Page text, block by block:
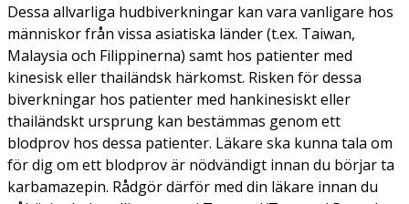
Dessa allvarliga hudbiverkningar kan vara vanligare hos
människor från vissa asiatiska länder (t.ex. Taiwan,
Malaysia och Filippinerna) samt hos patienter med
kinesisk eller thailändsk härkomst. Risken för dessa
biverkningar hos patienter med hankinesiskt eller
thailändskt ursprung kan bestämmas genom ett
blodprov hos dessa patienter. Läkare ska kunna tala om
för dig om ett blodprov är nödvändigt innan du börjar ta
karbamazepin. Rådgör därför med din läkare innan du